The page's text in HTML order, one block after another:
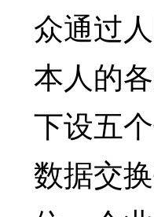
众通过
本人的
下设五
数据交